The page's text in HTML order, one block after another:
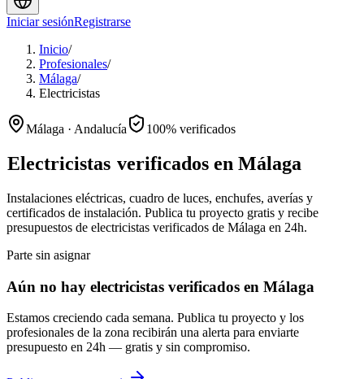
Iniciar sesiónRegistrarse
Inicio/
Profesionales/
Málaga/
Electricistas
Málaga · Andalucía 100% verificados
Electricistas verificados en Málaga
Instalaciones eléctricas, cuadro de luces, enchufes, averías y
certificados de instalación. Publica tu proyecto gratis y recibe
presupuestos de electricistas verificados de Málaga en 24h.
Parte sin asignar
Aún no hay electricistas verificados en Málaga
Estamos creciendo cada semana. Publica tu proyecto y los
profesionales de la zona recibirán una alerta para enviarte
presupuesto en 24h — gratis y sin compromiso.